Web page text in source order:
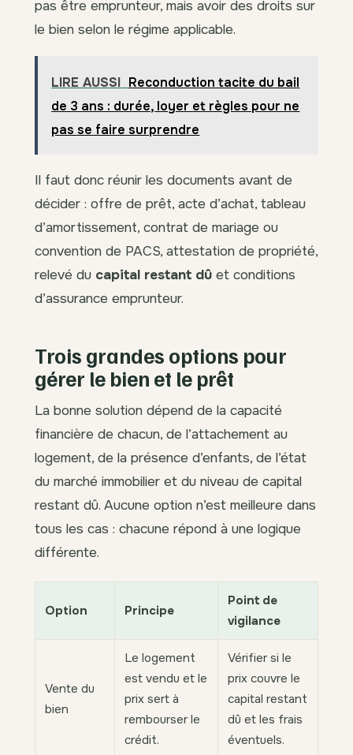
pas être emprunteur, mais avoir des droits sur
le bien selon le régime applicable.
LIRE AUSSI Reconduction tacite du bail
de 3 ans : durée, loyer et règles pour ne
pas se faire surprendre
Il faut donc réunir les documents avant de
décider : offre de prêt, acte d’achat, tableau
d’amortissement, contrat de mariage ou
convention de PACS, attestation de propriété,
relevé du capital restant dû et conditions
d’assurance emprunteur.
Trois grandes options pour
gérer le bien et le prêt
La bonne solution dépend de la capacité
financière de chacun, de l’attachement au
logement, de la présence d’enfants, de l’état
du marché immobilier et du niveau de capital
restant dû. Aucune option n’est meilleure dans
tous les cas : chacune répond à une logique
différente.
Option Principe
Point de
vigilance
Vente du
bien
Le logement
est vendu et le
prix sert à
rembourser le
crédit.
Vérifier si le
prix couvre le
capital restant
dû et les frais
éventuels.